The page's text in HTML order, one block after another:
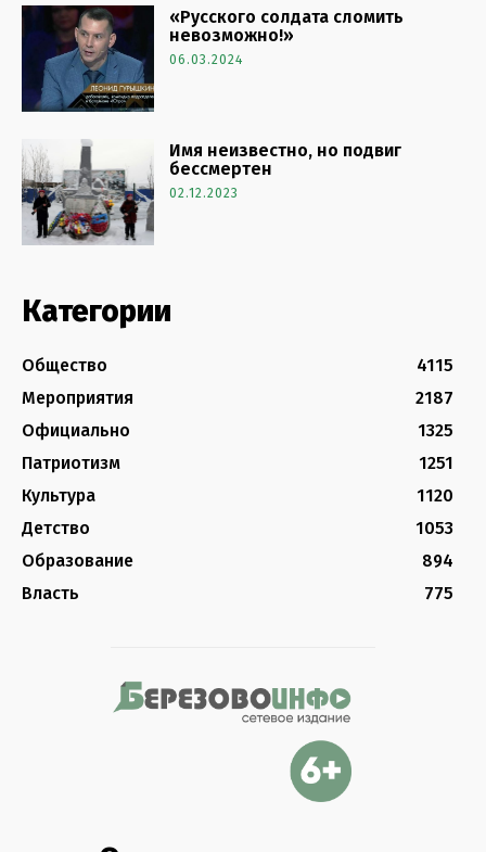
«Русского солдата сломить
невозможно!»
06.03.2024
Имя неизвестно, но подвиг
бессмертен
02.12.2023
Категории
Общество
4115
Мероприятия
2187
Официально
1325
Патриотизм
1251
Культура
1120
Детство
1053
Образование
894
Власть
775